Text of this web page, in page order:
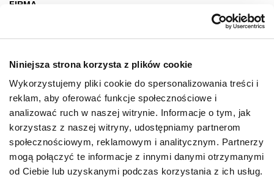
Niniejsza strona korzysta z plików cookie
Wykorzystujemy pliki cookie do spersonalizowania treści i
reklam, aby oferować funkcje społecznościowe i
analizować ruch w naszej witrynie. Informacje o tym, jak
korzystasz z naszej witryny, udostępniamy partnerom
społecznościowym, reklamowym i analitycznym. Partnerzy
mogą połączyć te informacje z innymi danymi otrzymanymi
od Ciebie lub uzyskanymi podczas korzystania z ich usług.
FIRMA
Wynajem
Kontakt
Oferty pracy
Polityka prywatności
GODZINY OTWARCIA